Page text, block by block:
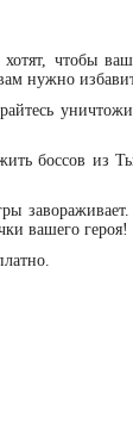
чтобы
нужно
боссов из
вашего героя!